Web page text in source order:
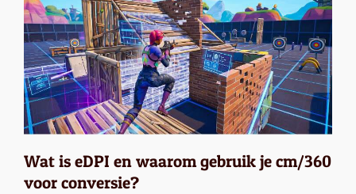
Wat is eDPI en waarom gebruik je cm/360
voor conversie?